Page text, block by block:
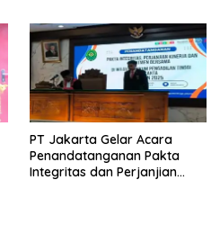
PT Jakarta Gelar Acara
Penandatanganan Pakta
Integritas dan Perjanjian